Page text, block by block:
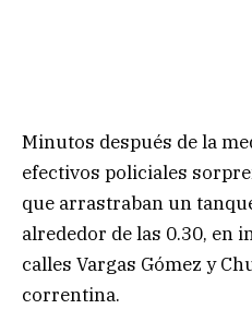
Minutos después de la
efectivos policiales
que arrastraban un
alrededor de las 0.30, en
calles Vargas Gómez y
correntina.